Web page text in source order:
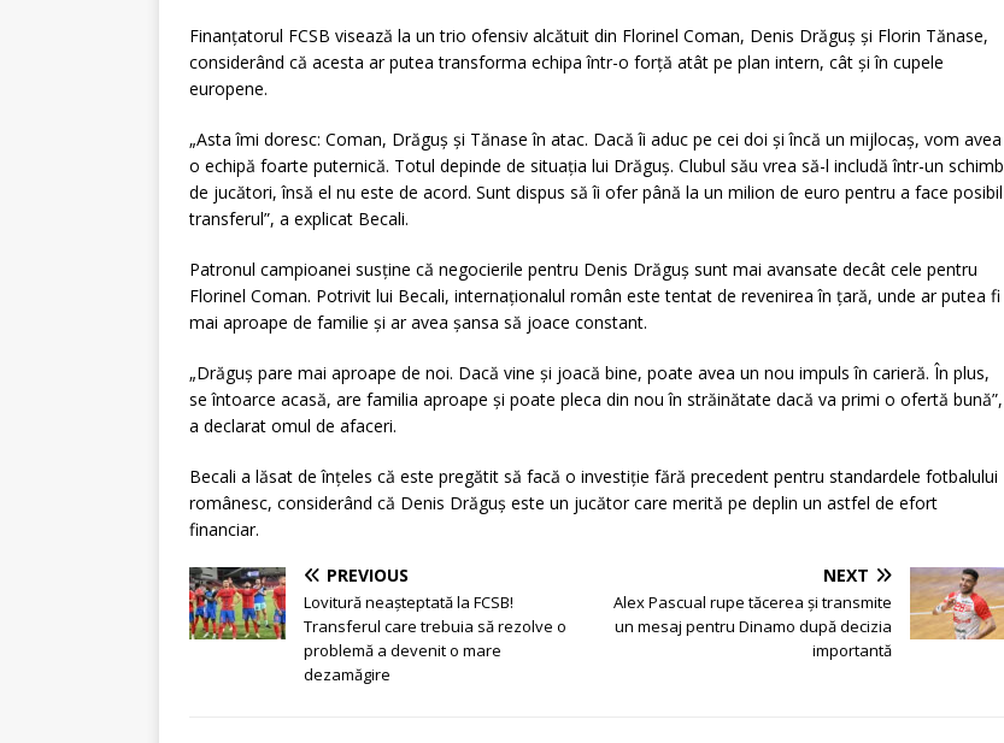
Finanțatorul FCSB visează la un trio ofensiv alcătuit din Florinel Coman, Denis Drăguș și Florin Tănase,
considerând că acesta ar putea transforma echipa într-o forță atât pe plan intern, cât și în cupele
europene.
„Asta îmi doresc: Coman, Drăguș și Tănase în atac. Dacă îi aduc pe cei doi și încă un mijlocaș, vom avea
o echipă foarte puternică. Totul depinde de situația lui Drăguș. Clubul său vrea să-l includă într-un schimb
de jucători, însă el nu este de acord. Sunt dispus să îi ofer până la un milion de euro pentru a face posibil
transferul”, a explicat Becali.
Patronul campioanei susține că negocierile pentru Denis Drăguș sunt mai avansate decât cele pentru
Florinel Coman. Potrivit lui Becali, internaționalul român este tentat de revenirea în țară, unde ar putea fi
mai aproape de familie și ar avea șansa să joace constant.
„Drăguș pare mai aproape de noi. Dacă vine și joacă bine, poate avea un nou impuls în carieră. În plus,
se întoarce acasă, are familia aproape și poate pleca din nou în străinătate dacă va primi o ofertă bună”,
a declarat omul de afaceri.
Becali a lăsat de înțeles că este pregătit să facă o investiție fără precedent pentru standardele fotbalului
românesc, considerând că Denis Drăguș este un jucător care merită pe deplin un astfel de efort
financiar.
PREVIOUS
Lovitură neașteptată la FCSB!
Transferul care trebuia să rezolve o
problemă a devenit o mare
dezamăgire
NEXT
Alex Pascual rupe tăcerea și transmite
un mesaj pentru Dinamo după decizia
importantă